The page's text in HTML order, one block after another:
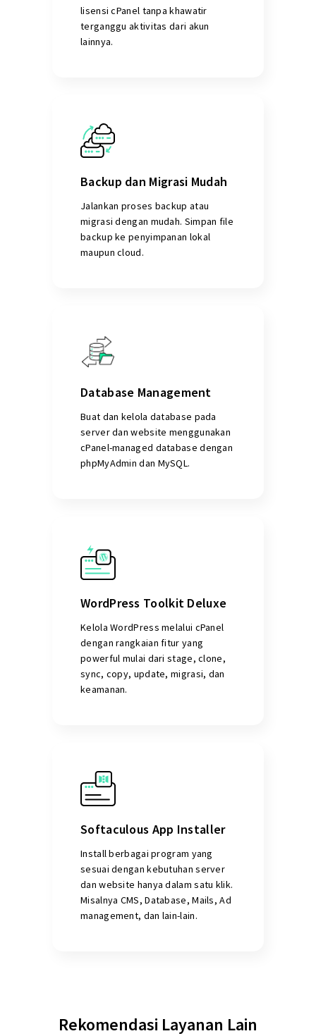
lisensi cPanel tanpa khawatir
terganggu aktivitas dari akun
lainnya.
Backup dan Migrasi Mudah
Jalankan proses backup atau
migrasi dengan mudah. Simpan file
backup ke penyimpanan lokal
maupun cloud.
Database Management
Buat dan kelola database pada
server dan website menggunakan
cPanel-managed database dengan
phpMyAdmin dan MySQL.
WordPress Toolkit Deluxe
Kelola WordPress melalui cPanel
dengan rangkaian fitur yang
powerful mulai dari stage, clone,
sync, copy, update, migrasi, dan
keamanan.
Softaculous App Installer
Install berbagai program yang
sesuai dengan kebutuhan server
dan website hanya dalam satu klik.
Misalnya CMS, Database, Mails, Ad
management, dan lain-lain.
Rekomendasi Layanan Lain